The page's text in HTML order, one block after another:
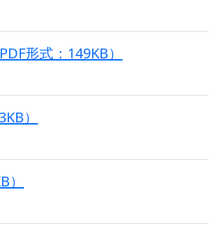
形式：149KB）
）